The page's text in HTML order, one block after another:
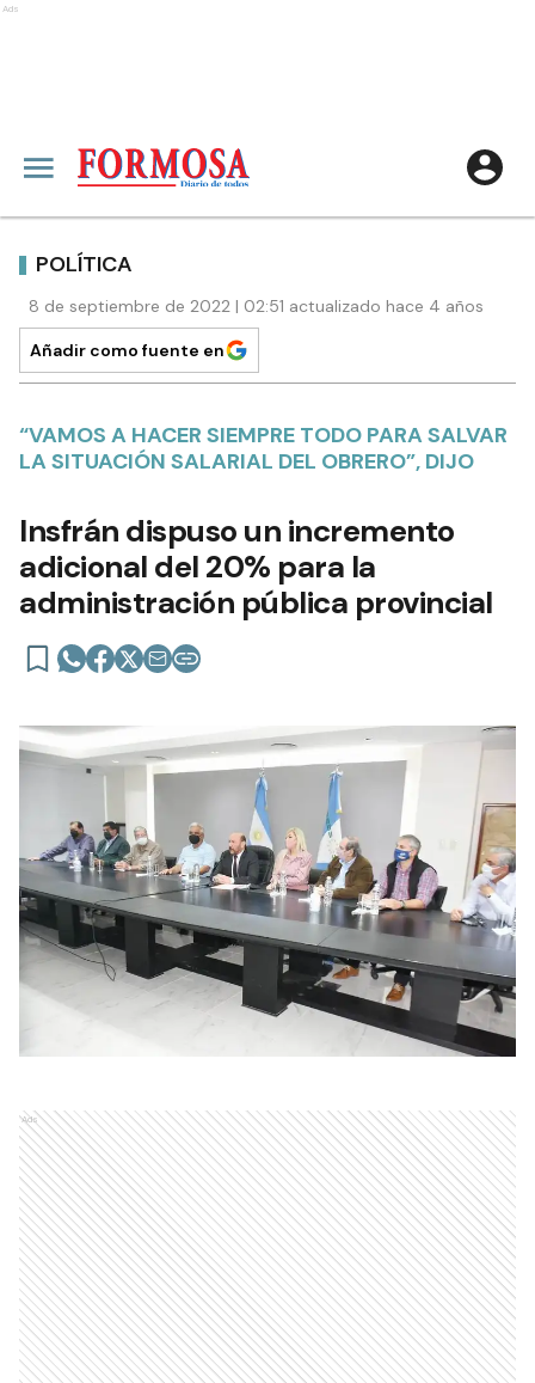
Ads
POLÍTICA
8 de septiembre de 2022 | 02:51 actualizado hace 4 años
Añadir como fuente en
“VAMOS A HACER SIEMPRE TODO PARA SALVAR
LA SITUACIÓN SALARIAL DEL OBRERO”, DIJO
Insfrán dispuso un incremento
adicional del 20% para la
administración pública provincial
Ads